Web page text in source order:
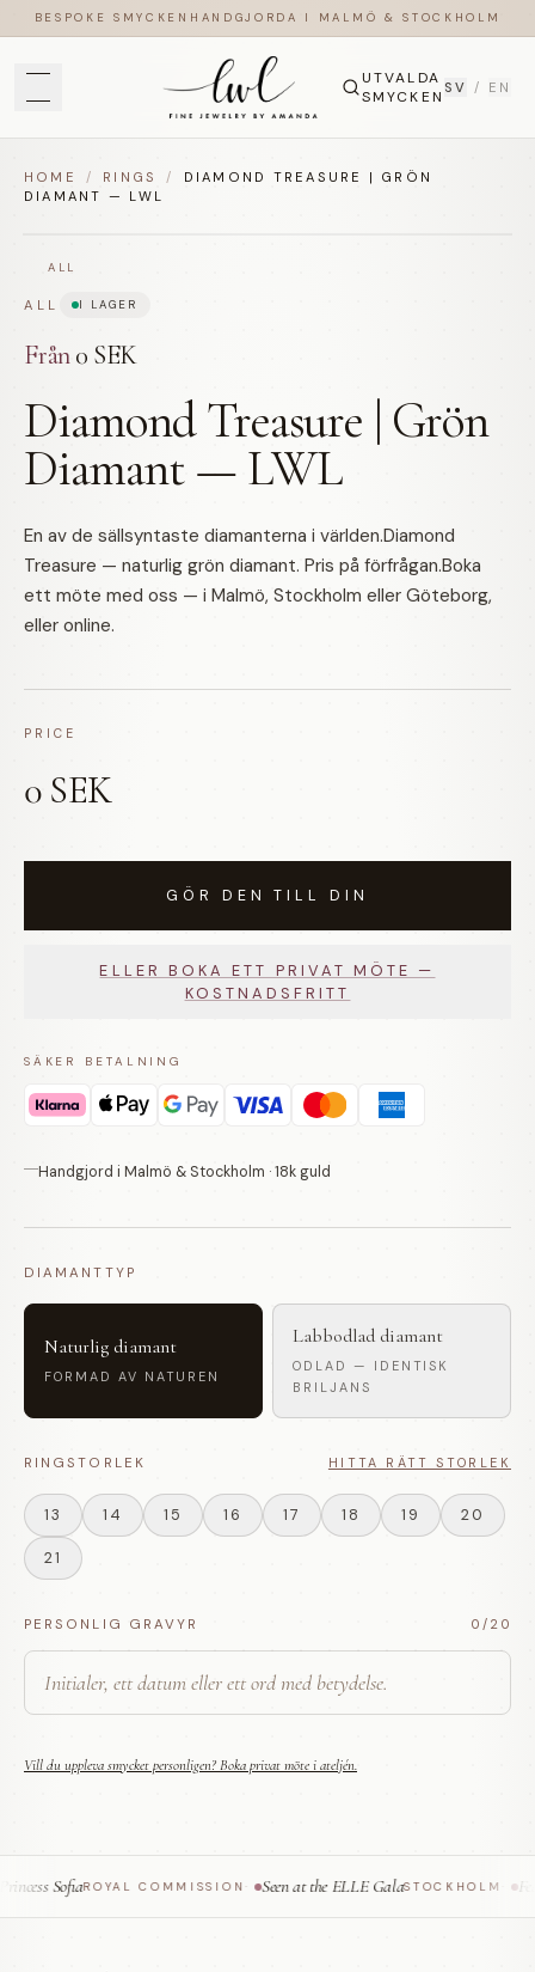
BESPOKE SMYCKEN HANDGJORDA I MALMÖ & STOCKHOLM
UTVALDA
SMYCKEN SV / EN
HOME / RINGS /
DIAMOND TREASURE | GRÖN
DIAMANT — LWL
ALL
ALL I LAGER
Från0 SEK
Diamond Treasure | Grön
Diamant — LWL
En av de sällsyntaste diamanterna i världen.Diamond
Treasure — naturlig grön diamant. Pris på förfrågan.Boka
ett möte med oss — i Malmö, Stockholm eller Göteborg,
eller online.
PRICE
0 SEK
GÖR DEN TILL DIN
ELLER BOKA ETT PRIVAT MÖTE —
KOSTNADSFRITT
SÄKER BETALNING
Handgjord i Malmö & Stockholm · 18k guld
DIAMANTTYP
Naturlig diamant
FORMAD AV NATUREN
Labbodlad diamant
ODLAD — IDENTISK
BRILJANS
RINGSTORLEK HITTA RÄTT STORLEK
13 14 15 16 17 18 19 20
21
PERSONLIG GRAVYR 0 /20
Vill du uppleva smycket personligen? Boka privat möte i ateljén.
SofiaROYAL COMMISSION· Seen at the ELLE GalaSTOCKHOLM ·